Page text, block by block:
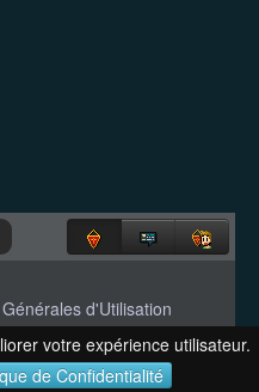
votre expérience utilisateur.
de Confidentialité
d'Utilisation
Contact
Version 1.27